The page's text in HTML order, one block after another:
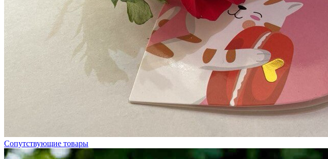
Сопутствующие товары